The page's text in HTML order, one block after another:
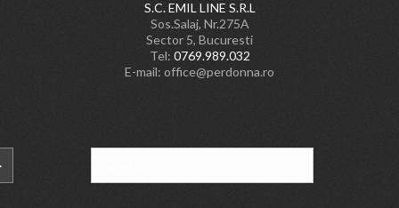
S.C. EMIL LINE S.R.L
Sos.Salaj, Nr.275A
Sector 5, Bucuresti
Tel: 0769.989.032
E-mail: office@perdonna.ro